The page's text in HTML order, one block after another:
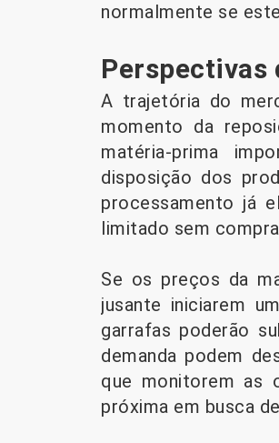
normalmente se
Perspectivas
A trajetória do
momento da
matéria-prima
disposição dos
processamento já
limitado sem
Se os preços da
jusante iniciarem
garrafas poderão
demanda podem
que monitorem as
próxima em busca